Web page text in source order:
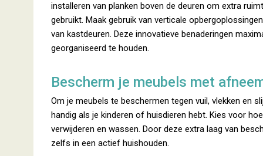
installeren van planken boven de deuren om extra
gebruikt. Maak gebruik van verticale
van kastdeuren. Deze innovatieve benaderingen
georganiseerd te houden.
Bescherm je meubels met
Om je meubels te beschermen tegen vuil, vlekken en
handig als je kinderen of huisdieren hebt. Kies voor
verwijderen en wassen. Door deze extra laag van
zelfs in een actief huishouden.